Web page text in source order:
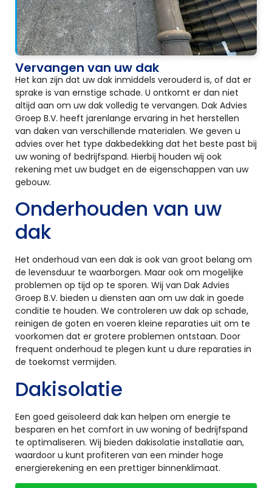
Vervangen van uw dak
Het kan zijn dat uw dak inmiddels verouderd is, of dat er
sprake is van ernstige schade. U ontkomt er dan niet
altijd aan om uw dak volledig te vervangen. Dak Advies
Groep B.V. heeft jarenlange ervaring in het herstellen
van daken van verschillende materialen. We geven u
advies over het type dakbedekking dat het beste past bij
uw woning of bedrijfspand. Hierbij houden wij ook
rekening met uw budget en de eigenschappen van uw
gebouw.
Onderhouden van uw
dak
Het onderhoud van een dak is ook van groot belang om
de levensduur te waarborgen. Maar ook om mogelijke
problemen op tijd op te sporen. Wij van Dak Advies
Groep B.V. bieden u diensten aan om uw dak in goede
conditie te houden. We controleren uw dak op schade,
reinigen de goten en voeren kleine reparaties uit om te
voorkomen dat er grotere problemen ontstaan. Door
frequent onderhoud te plegen kunt u dure reparaties in
de toekomst vermijden.
Dakisolatie
Een goed geïsoleerd dak kan helpen om energie te
besparen en het comfort in uw woning of bedrijfspand
te optimaliseren. Wij bieden dakisolatie installatie aan,
waardoor u kunt profiteren van een minder hoge
energierekening en een prettiger binnenklimaat.